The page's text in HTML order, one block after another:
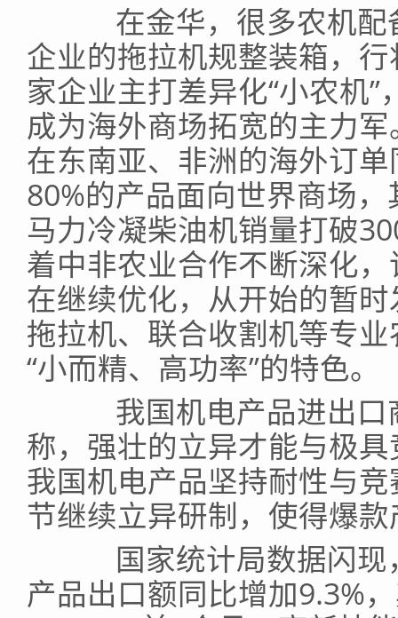
在金华，很多农机配
企业的拖拉机规整装箱，
家企业主打差异化“小农机
成为海外商场拓宽的主力
在东南亚、非洲的海外订
80%的产品面向世界商场
马力冷凝柴油机销量打破
着中非农业合作不断深化
在继续优化，从开始的暂
拖拉机、联合收割机等专
“小而精、高功率”的特色。
我国机电产品进出口
称，强壮的立异才能与极
我国机电产品坚持耐性与
节继续立异研制，使得爆
国家统计局数据闪现
产品出口额同比增加9.3%